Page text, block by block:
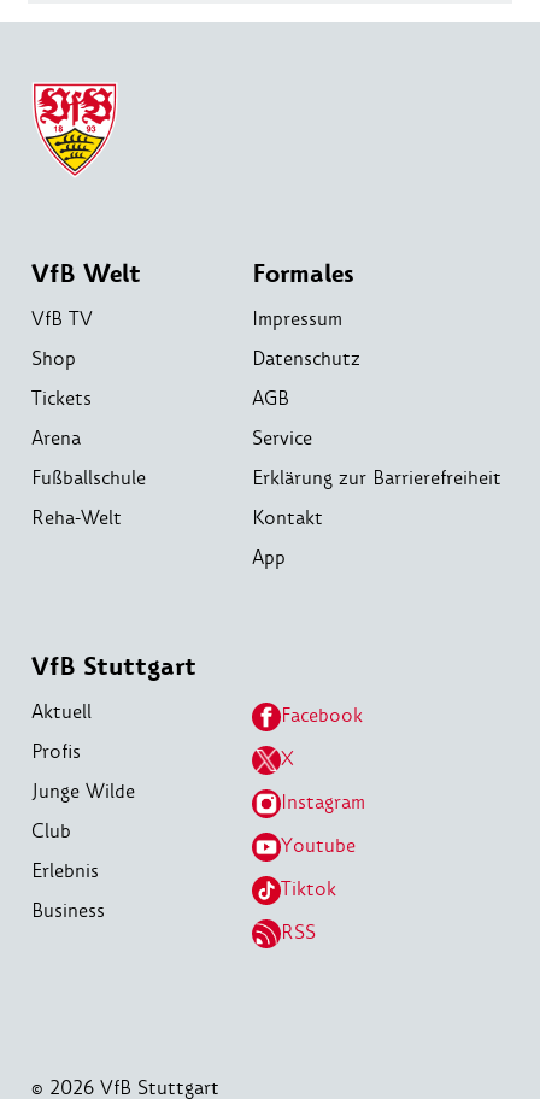
VfB Welt
VfB TV
Shop
Tickets
Arena
Fußballschule
Reha-Welt
Formales
Impressum
Datenschutz
AGB
Service
Erklärung zur Barrierefreiheit
Kontakt
App
VfB Stuttgart
Aktuell
Profis
Junge Wilde
Club
Erlebnis
Business
Facebook
X
Instagram
Youtube
Tiktok
RSS
© 2026 VfB Stuttgart